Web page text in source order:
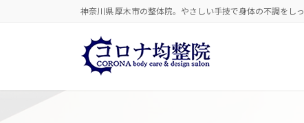
へ
ョ
神奈川県 厚木市の整体院。やさしい手技で身体の不調をし